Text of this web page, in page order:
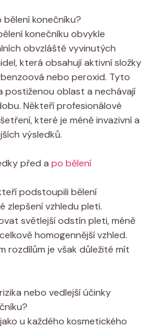
konečníku?
konečníku obvykle
obvzláště vyvinutých
která obsahují aktivní složky
nebo peroxid. Tyto
postiženou oblast a nechávají
Někteří profesionálové
které je méně invazivní a
výsledků.
před a po bělení
podstoupili bělení
zlepšení vzhledu pleti.
světlejší odstín pleti, méně
homogennější vzhled.
rozdílům je však důležité mít
nebo vedlejší účinky
u každého kosmetického